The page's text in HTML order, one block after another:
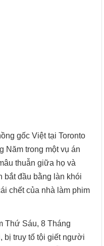
gốc Việt tại Toronto
Năm trong một vụ án
thuẫn giữa họ và
bắt đầu bằng làn khói
chết của nhà làm phim
Thứ Sáu, 8 Tháng
bị truy tố tội giết người